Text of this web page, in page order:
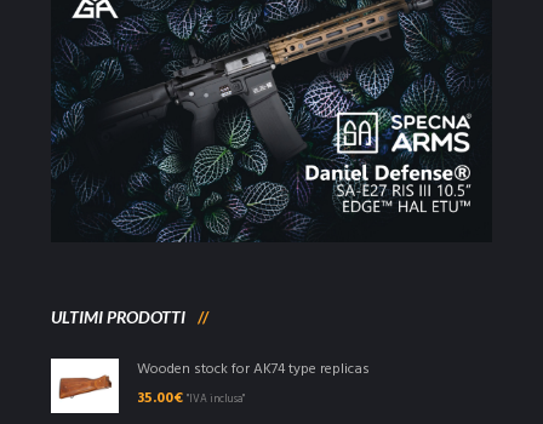
ULTIMI PRODOTTI
Wooden stock for AK74 type replicas
35.00€ "IVA inclusa"